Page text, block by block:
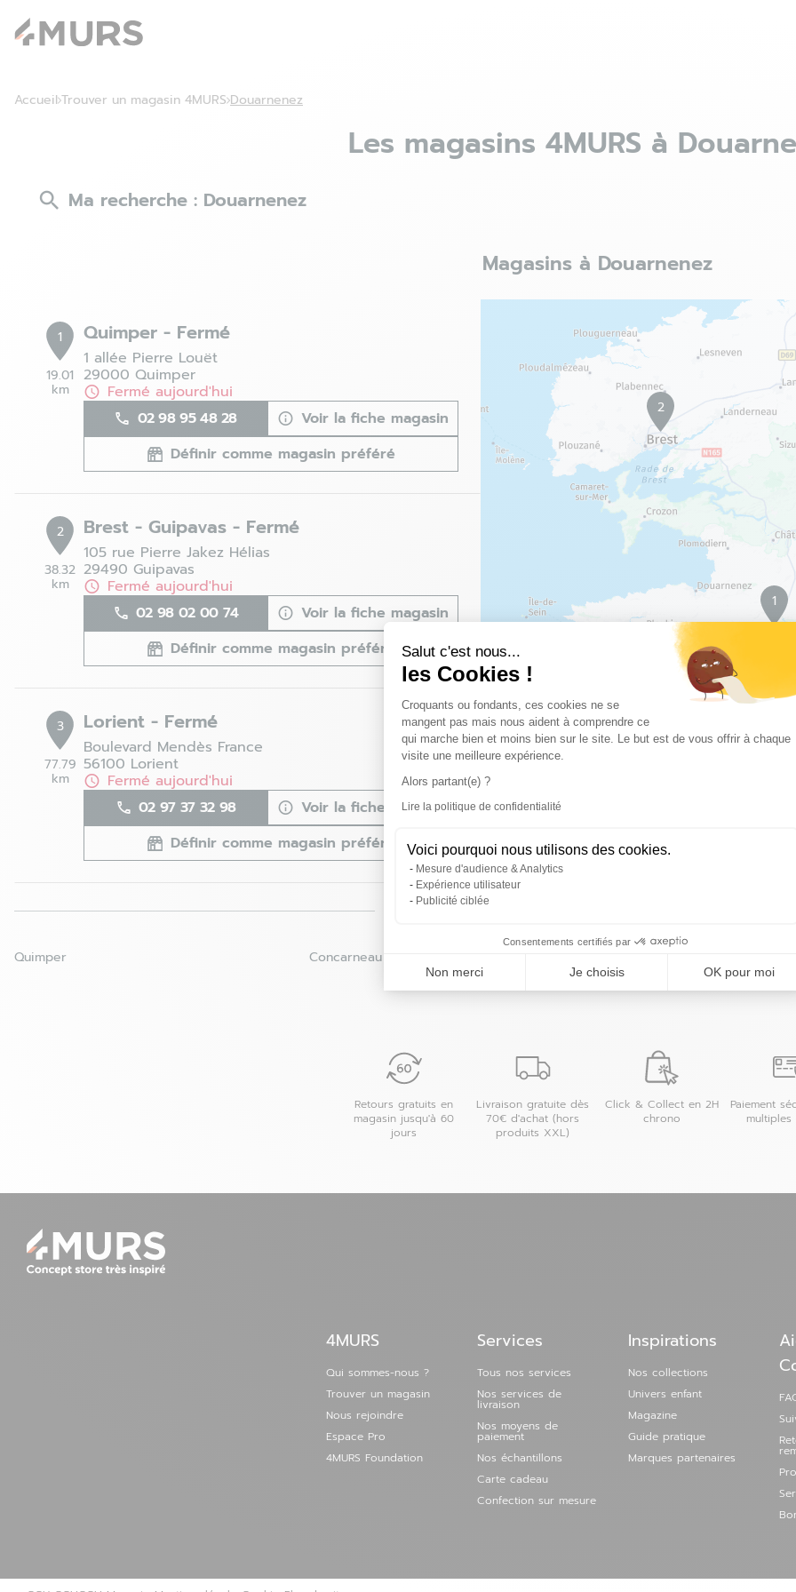
Salut c'est nous...
les Cookies !
Plateforme de Gestion du
Croquants ou fondants, ces cookies ne se
mangent pas mais nous aident à comprendre ce
qui marche bien et moins bien sur le site. Le but est de vous offrir à chaque
visite une meilleure expérience.
Alors partant(e) ?
Lire la politique de confidentialité
Voici pourquoi nous utilisons des cookies.
Mesure d'audience & Analytics
Expérience utilisateur
Publicité ciblée
Consentements certifiés par
Non merci Je choisis OK pour moi
Axeptio consent
Accueil Trouver un magasin 4MURS Douarnenez
Les magasins 4MURS à
Ma recherche : Douarnenez
Magasins à Douarnenez
1
19.01
km
Quimper - Fermé
1 allée Pierre Louët
29000 Quimper
Fermé aujourd'hui
02 98 95 48 28
Voir la fiche magasin
Définir comme magasin préféré
2
38.32
km
Brest - Guipavas - Fermé
105 rue Pierre Jakez Hélias
29490 Guipavas
Fermé aujourd'hui
02 98 02 00 74
Voir la fiche magasin
Définir comme magasin préféré
3
77.79
km
Lorient - Fermé
Boulevard Mendès France
56100 Lorient
Fermé aujourd'hui
02 97 37 32 98
Voir la fiche magasin
Définir comme magasin préféré
2
1
Les magasins 4MURS dans les villes à proximité
Quimper Concarneau
Retours gratuits en
magasin jusqu'à 60
jours
Livraison gratuite dès
70€ d'achat (hors
produits XXL)
Click & Collect en 2H
chrono
Paiement
4MURS
Qui sommes-nous ?
Trouver un magasin
Nous rejoindre
Espace Pro
4MURS Foundation
Services
Tous nos services
Nos services de
livraison
Nos moyens de
paiement
Nos échantillons
Carte cadeau
Confection sur mesure
Inspirations
Nos collections
Univers enfant
Magazine
Guide pratique
Marques partenaires